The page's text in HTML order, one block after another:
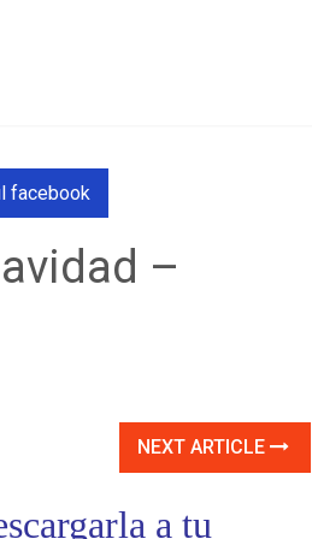
facebook
–
NEXT ARTICLE
a tu